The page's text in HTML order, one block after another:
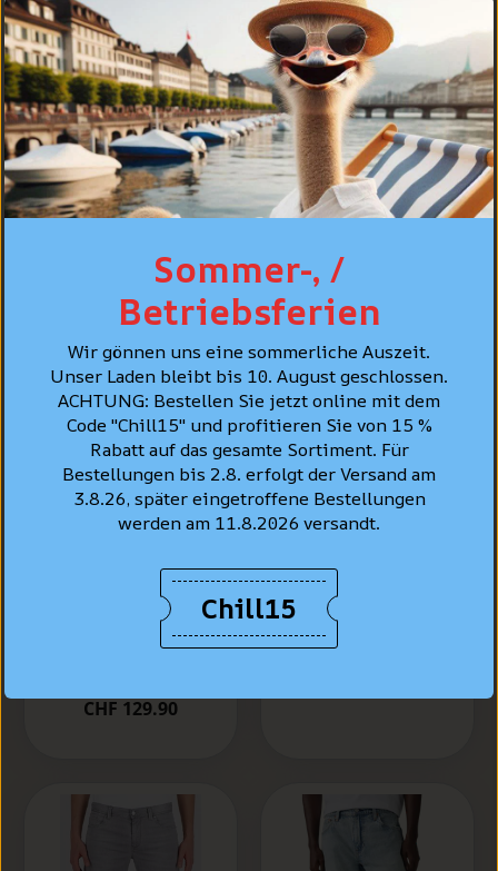
COUPE
SOINS
CONSEIL PERSONNALISÉ
Levi's® 502™
Taper Jeans, bleu
clair délavé "Call
CHF 129.90
LEVI'S® Jeans Shirt
Standard Fit, Bleu
clair "Esta Noche"
CHF 99.90
Sommer-, /
Betriebsferien
Wir gönnen uns eine sommerliche Auszeit.
Unser Laden bleibt bis 10. August geschlossen.
ACHTUNG: Bestellen Sie jetzt online mit dem
Code "Chill15" und profitieren Sie von 15 %
Rabatt auf das gesamte Sortiment. Für
Bestellungen bis 2.8. erfolgt der Versand am
3.8.26, später eingetroffene Bestellungen
werden am 11.8.2026 versandt.
Chill15